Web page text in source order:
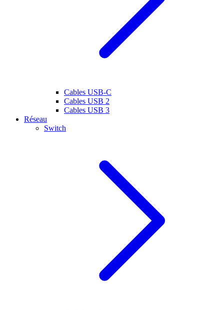
Cables USB-C
Cables USB 2
Cables USB 3
Réseau
Switch